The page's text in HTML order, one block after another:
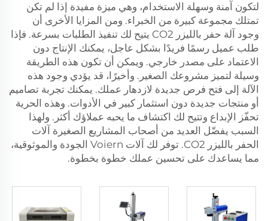
لتكون آمنة وسهلة الاستخدام، وهي ميزة مفيدة إذا لم تكن
تمتلك مجموعة كبيرة من الخبراء. ومن المزايا الأخرى أن
وجود آلة حفر بالليزر CO2 يتيح لك تنفيذ الطلبات بسرعة. فإذا
طلب عميل رسمًا فريدًا بشكل عاجل، يمكنك الإنتاج دون
الاعتماد على مصدر خارجي. ويمكن أن تكون هذه الطريقة
وسيلة لتميز مشروعك الصغير. وأخيرًا، قد يؤدي وجود هذه
الآلة إلى فتح فرص جديدة لازدهار عملك. يمكنك تجربة تصاميم
أو منتجات جديدة دون استثمار كبير في الأدوات. وهذه الحرية
تحفّز الإبداع وتتيح لك اكتشاف ما يحبه عملاؤك أكثر. ولهذا
السبب يفضّل العديد من أصحاب المشاريع الصغيرة آلات
الحفر بالليزر CO2. توفر لك آلات Voiern الجودة والموثوقية،
مما يساعدك على تحسين عملك خطوة بخطوة.